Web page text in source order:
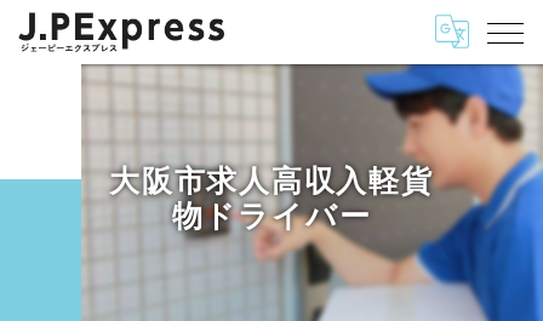
大阪市求人高収入軽貨
物ドライバー